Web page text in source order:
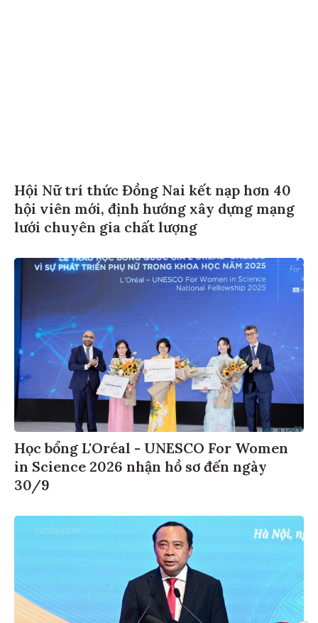
Hội Nữ trí thức Đồng Nai kết nạp hơn 40
hội viên mới, định hướng xây dựng mạng
lưới chuyên gia chất lượng
Học bổng L'Oréal - UNESCO For Women
in Science 2026 nhận hồ sơ đến ngày
30/9